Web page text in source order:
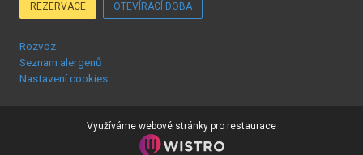
REZERVACE OTEVÍRACÍ DOBA
Rozvoz
Seznam alergenů
Nastavení cookies
Využíváme webové stránky pro restaurace